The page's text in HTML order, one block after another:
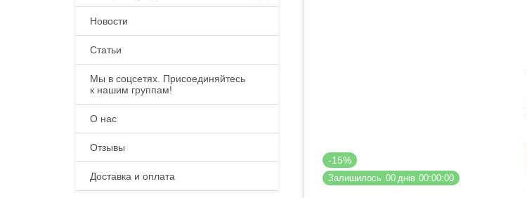
-15%
Залишилось 00 днів 00 00 00
Новости
Статьи
Мы в соцсетях. Присоединяйтесь
к нашим группам!
О нас
Отзывы
Доставка и оплата